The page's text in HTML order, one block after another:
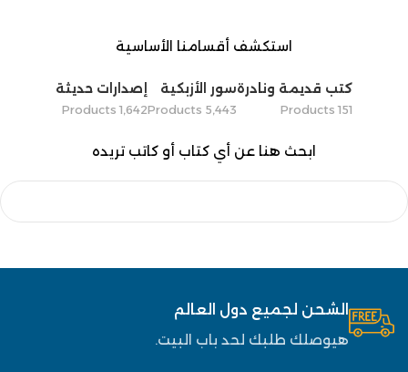
استكشف أقسامنا الأساسية
كتب قديمة ونادرة
151 Products
سور الأزبكية
5٬443 Products
إصدارات حديثة
1٬642 Products
ابحث هنا عن أي كتاب أو كاتب تريده
الشحن لجميع دول العالم
هيوصلك طلبك لحد باب البيت.